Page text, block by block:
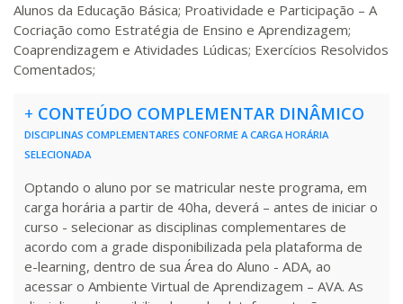
Alunos da Educação Básica; Proatividade e Participação – A
Cocriação como Estratégia de Ensino e Aprendizagem;
Coaprendizagem e Atividades Lúdicas; Exercícios Resolvidos
Comentados;
+ CONTEÚDO COMPLEMENTAR DINÂMICO
DISCIPLINAS COMPLEMENTARES CONFORME A CARGA HORÁRIA
SELECIONADA
Optando o aluno por se matricular neste programa, em
carga horária a partir de 40ha, deverá – antes de iniciar o
curso - selecionar as disciplinas complementares de
acordo com a grade disponibilizada pela plataforma de
e-learning, dentro de sua Área do Aluno - ADA, ao
acessar o Ambiente Virtual de Aprendizagem – AVA. As